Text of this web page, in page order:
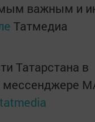
важным и
Татмедиа
Татарстана в
мессенджере